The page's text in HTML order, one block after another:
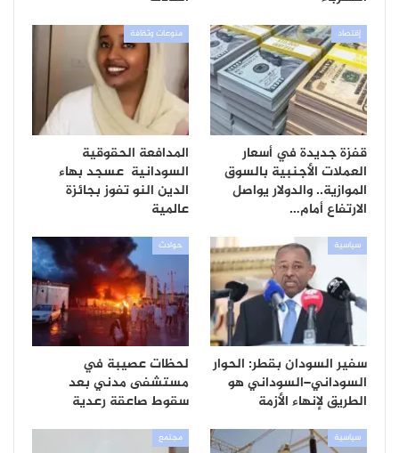
إقتصاد
قفزة جديدة في أسعار
العملات الأجنبية بالسوق
الموازية.. والدولار يواصل
الارتفاع أمام…
منوعات وثقافة
المدافعة الحقوقية
السودانية عسجد بهاء
الدين النو تفوز بجائزة
عالمية
سياسية
سفير السودان بقطر: الحوار
السوداني–السوداني هو
الطريق لإنهاء الأزمة
حوادث
لحظات عصيبة في
مستشفى مدني بعد
سقوط صاعقة رعدية
سياسية مجتمع